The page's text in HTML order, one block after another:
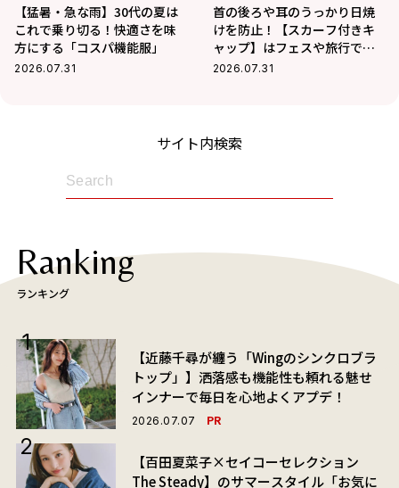
【猛暑・急な雨】30代の夏は
これで乗り切る！快適さを味
方にする「コスパ機能服」
2026.07.31
首の後ろや耳のうっかり日焼
けを防止！【スカーフ付きキ
ャップ】はフェスや旅行でも
活躍
2026.07.31
サイト内検索
Ranking
ランキング
【近藤千尋が纏う「Wingのシンクロブラ
トップ」】洒落感も機能性も頼れる魅せ
インナーで毎日を心地よくアプデ！
2026.07.07 PR
【百田夏菜子×セイコーセレクション
The Steady】のサマースタイル「お気に